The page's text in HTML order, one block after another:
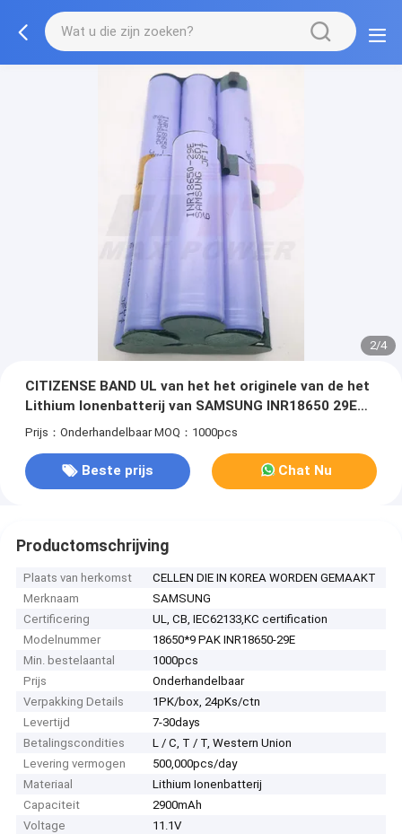
2/4
CITIZENSE BAND UL van het het originele van de het
Lithium Ionenbatterij van SAMSUNG INR18650 29E
11.1V Custimized Pak het Militaire Apparaat kc
Prijs：Onderhandelbaar MOQ：1000pcs
Beste prijs Chat Nu
Productomschrijving
Plaats van herkomst
CELLEN DIE IN KOREA WORDEN GEMAAKT
Merknaam
SAMSUNG
Certificering
UL, CB, IEC62133,KC certification
Modelnummer
18650*9 PAK INR18650-29E
Min. bestelaantal
1000pcs
Prijs
Onderhandelbaar
Verpakking Details
1PK/box, 24pKs/ctn
Levertijd
7-30days
Betalingscondities
L / C, T / T, Western Union
Levering vermogen
500,000pcs/day
Materiaal
Lithium Ionenbatterij
Capaciteit
2900mAh
Voltage
11.1V